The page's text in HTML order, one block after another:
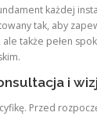
każdej
tak, aby
także pełen
i
Przed